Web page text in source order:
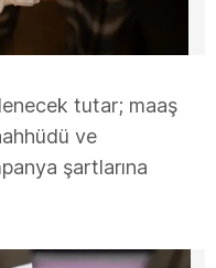
tutar; maaş
ve
şartlarına